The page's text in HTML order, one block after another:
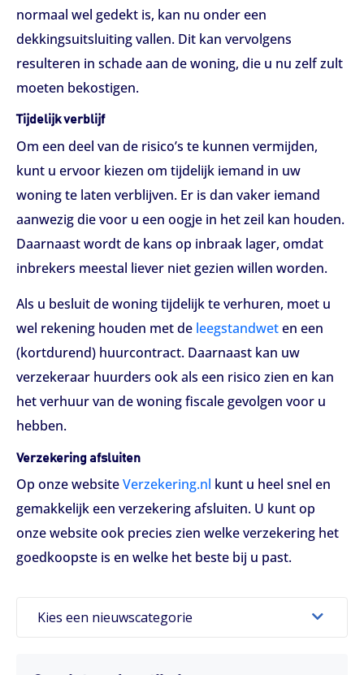
normaal wel gedekt is, kan nu onder een
dekkingsuitsluiting vallen. Dit kan vervolgens
resulteren in schade aan de woning, die u nu zelf zult
moeten bekostigen.
Tijdelijk verblijf
Om een deel van de risico’s te kunnen vermijden,
kunt u ervoor kiezen om tijdelijk iemand in uw
woning te laten verblijven. Er is dan vaker iemand
aanwezig die voor u een oogje in het zeil kan houden.
Daarnaast wordt de kans op inbraak lager, omdat
inbrekers meestal liever niet gezien willen worden.
Als u besluit de woning tijdelijk te verhuren, moet u
wel rekening houden met de leegstandweten een
(kortdurend) huurcontract. Daarnaast kan uw
verzekeraar huurders ook als een risico zien en kan
het verhuur van de woning fiscale gevolgen voor u
hebben.
Verzekering afsluiten
Op onze websiteVerzekering.nl kunt u heel snel en
gemakkelijk een verzekering afsluiten. U kunt op
onze website ook precies zien welke verzekering het
goedkoopste is en welke het beste bij u past.
Kies een nieuwscategorie